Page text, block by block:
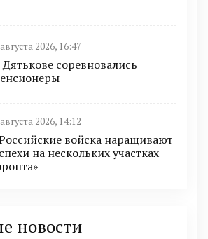
2026, 16:47
соревновались
2026, 14:12
войска наращивают
на нескольких участках
новости